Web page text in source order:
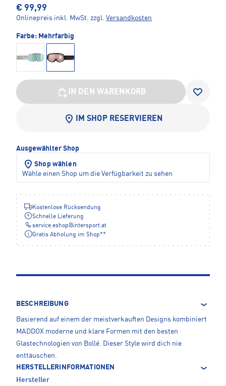
€ 99,99
Onlinepreis inkl. MwSt. zzgl. Versandkosten
Farbe: Mehrfarbig
IN DEN WARENKORB
IM SHOP RESERVIEREN
Ausgewählter Shop
Shop wählen
Wähle einen Shop um die Verfügbarkeit zu sehen
Kostenlose Rücksendung
Schnelle Lieferung
service.eshop@intersport.at
Gratis Abholung im Shop**
BESCHREIBUNG
Basierend auf einem der meistverkauften Designs kombiniert
MADDOX moderne und klare Formen mit den besten
Glastechnologien von Bollé. Dieser Style wird dich nie
enttäuschen.
HERSTELLERINFORMATIONEN
Hersteller